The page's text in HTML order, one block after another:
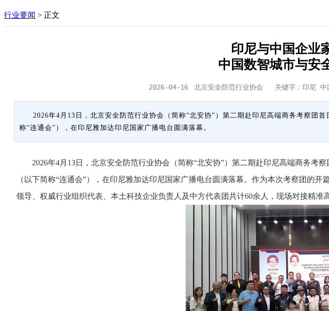
行业要闻 > 正文
印尼与中国企业
中国数智城市与安
2026-04-16 北京安全防范行业协会 关键字：印尼
2026年4月13日，北京安全防范行业协会（简称“北安协”）第二期赴印尼高端商务考察
称“连通会”），在印尼雅加达印尼国家广播电台圆满落幕。
2026年4月13日，北京安全防范行业协会（简称“北安协”）第二期赴印尼高端商务考
（以下简称“连通会”），在印尼雅加达印尼国家广播电台圆满落幕。作为本次考察团的
领导、权威行业组织代表、本土科技企业负责人及中方代表团共计60余人，现场对接精准